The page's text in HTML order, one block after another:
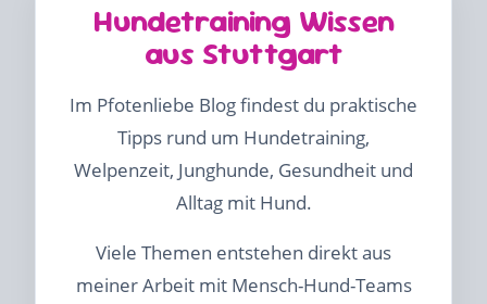
Hundetraining Wissen
aus Stuttgart
Im Pfotenliebe Blog findest du praktische
Tipps rund um Hundetraining,
Welpenzeit, Junghunde, Gesundheit und
Alltag mit Hund.
Viele Themen entstehen direkt aus
meiner Arbeit mit Mensch-Hund-Teams